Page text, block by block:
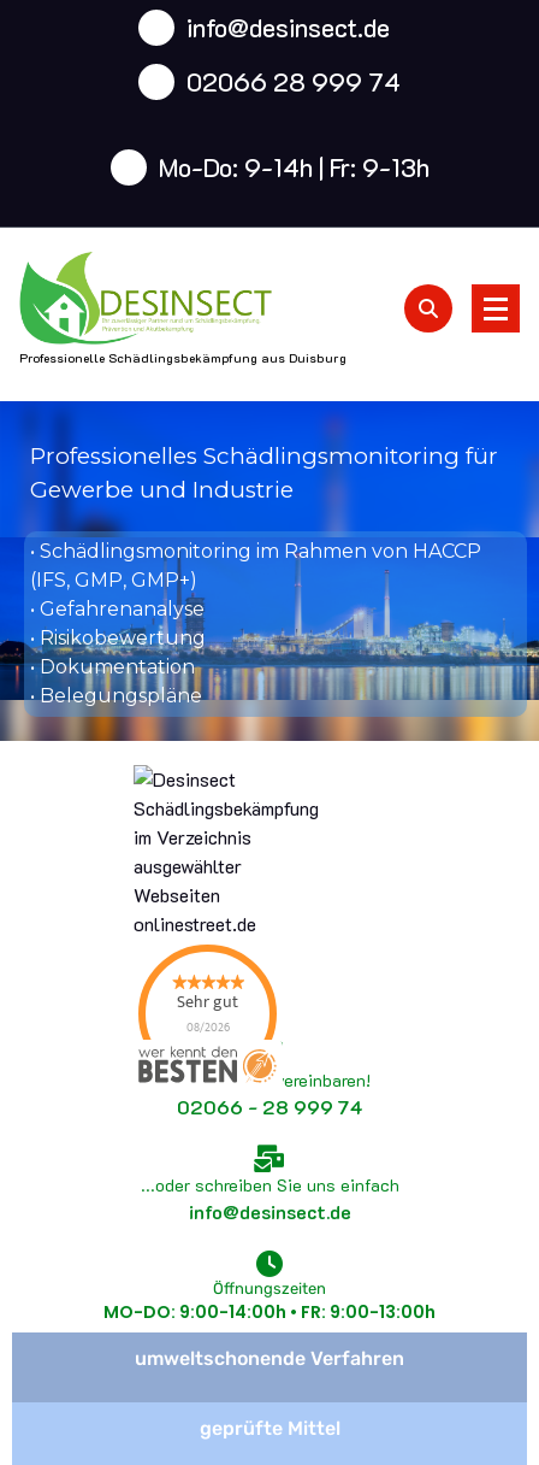
info@desinsect.de
02066 28 999 74
Mo-Do: 9-14h | Fr: 9-13h
Professionelle Schädlingsbekämpfung aus Duisburg
Professionelles Schädlingsmonitoring für
Gewerbe und Industrie
• Schädlingsmonitoring im Rahmen von HACCP
(IFS, GMP, GMP+)
• Gefahrenanalyse
• Risikobewertung
• Dokumentation
• Belegungspläne
Sehr gut
08/2026
Jetzt Termin vereinbaren!
02066 - 28 999 74
...oder schreiben Sie uns einfach
info@desinsect.de
Öffnungszeiten
MO-DO: 9:00-14:00h • FR: 9:00-13:00h
umweltschonende Verfahren
geprüfte Mittel